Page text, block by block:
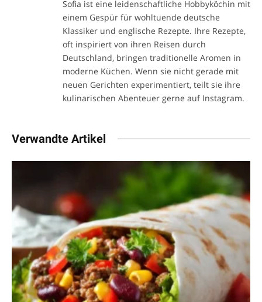
Sofia ist eine leidenschaftliche Hobbyköchin mit
einem Gespür für wohltuende deutsche
Klassiker und englische Rezepte. Ihre Rezepte,
oft inspiriert von ihren Reisen durch
Deutschland, bringen traditionelle Aromen in
moderne Küchen. Wenn sie nicht gerade mit
neuen Gerichten experimentiert, teilt sie ihre
kulinarischen Abenteuer gerne auf Instagram.
Verwandte Artikel